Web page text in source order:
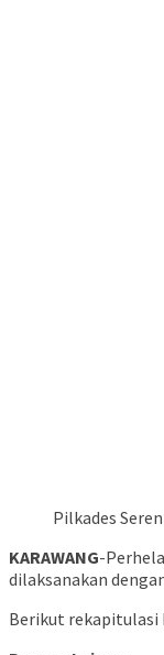
Pilkades
KARAWANG-
dilaksanakan
Berikut rekapitulasi